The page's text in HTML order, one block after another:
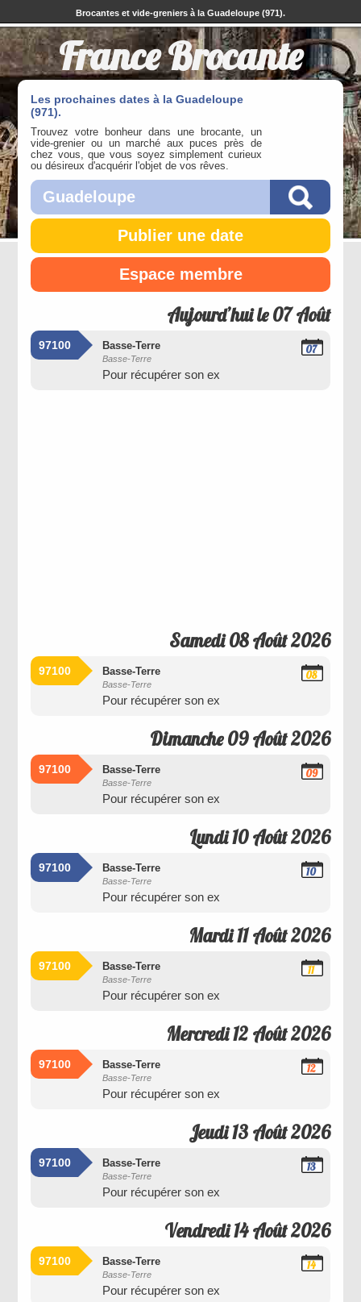
Brocantes et vide-greniers à la Guadeloupe (971).
France Brocante
Les prochaines dates à la Guadeloupe
(971).
Trouvez votre bonheur dans une brocante, un
vide-grenier ou un marché aux puces près de
chez vous, que vous soyez simplement curieux
ou désireux d'acquérir l'objet de vos rêves.
Publier une date
Espace membre
Aujourd’hui le 07 Août
97100 Basse-Terre
Basse-Terre
Pour récupérer son ex
07
Samedi 08 Août 2026
97100 Basse-Terre
Basse-Terre
Pour récupérer son ex
08
Dimanche 09 Août 2026
97100 Basse-Terre
Basse-Terre
Pour récupérer son ex
09
Lundi 10 Août 2026
97100 Basse-Terre
Basse-Terre
Pour récupérer son ex
10
Mardi 11 Août 2026
97100 Basse-Terre
Basse-Terre
Pour récupérer son ex
11
Mercredi 12 Août 2026
97100 Basse-Terre
Basse-Terre
Pour récupérer son ex
12
Jeudi 13 Août 2026
97100 Basse-Terre
Basse-Terre
Pour récupérer son ex
13
Vendredi 14 Août 2026
97100 Basse-Terre
Basse-Terre
Pour récupérer son ex
14